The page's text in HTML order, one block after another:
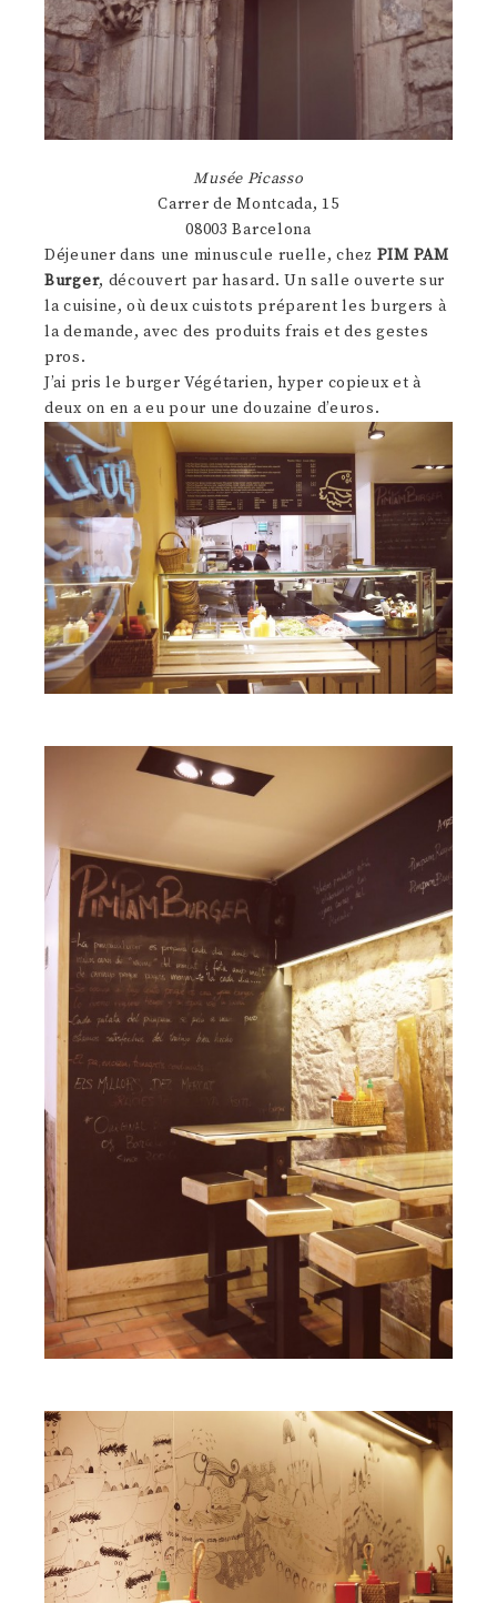
Musée Picasso
Carrer de Montcada, 15
08003 Barcelona
Déjeuner dans une minuscule ruelle, chez PIM PAM
Burger, découvert par hasard. Un salle ouverte sur
la cuisine, où deux cuistots préparent les burgers à
la demande, avec des produits frais et des gestes
pros.
J’ai pris le burger Végétarien, hyper copieux et à
deux on en a eu pour une douzaine d’euros.